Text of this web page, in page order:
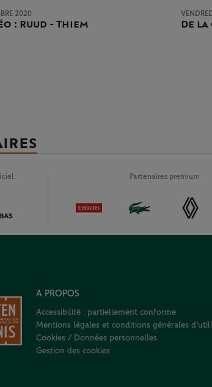
2020
: Ruud - Thiem De
Partenaires premium
A PROPOS
Accessibilité : partiellement conforme
Mentions légales et conditions générales
Cookies / Données personnelles
Gestion des cookies